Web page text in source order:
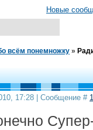
Новые
всём понемножку »
17:28 | Сообщение #